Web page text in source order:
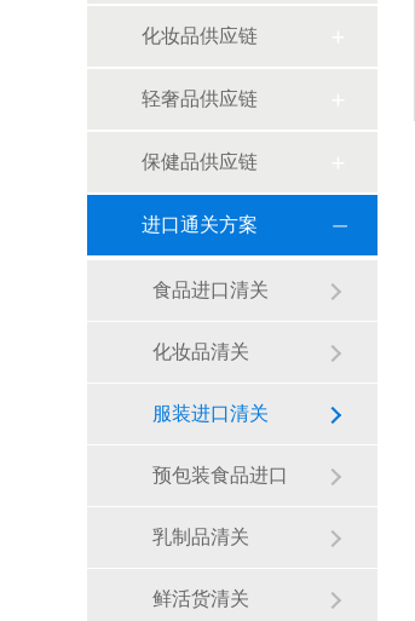
化妆品供应链
轻奢品供应链
保健品供应链
进口通关方案
食品进口清关
化妆品清关
服装进口清关
预包装食品进口
乳制品清关
鲜活货清关